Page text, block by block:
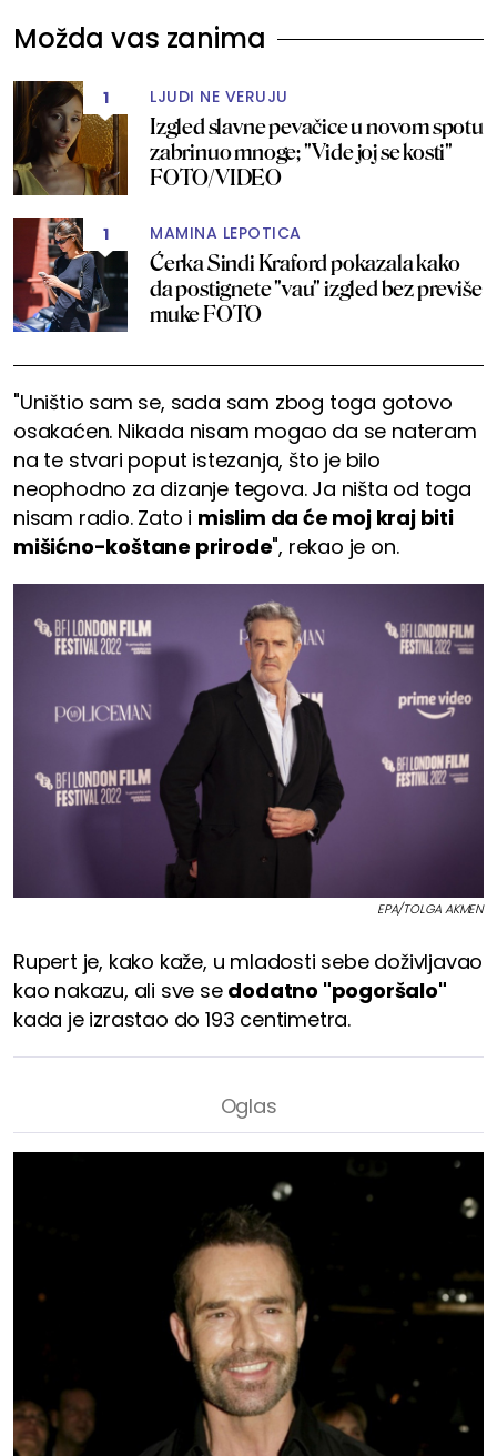
Možda vas zanima
1 LJUDI NE VERUJU
Izgled slavne pevačice u novom spotu
zabrinuo mnoge; "Vide joj se kosti"
FOTO/VIDEO
1 MAMINA LEPOTICA
Ćerka Sindi Kraford pokazala kako
da postignete "vau" izgled bez previše
muke FOTO
"Uništio sam se, sada sam zbog toga gotovo
osakaćen. Nikada nisam mogao da se nateram
na te stvari poput istezanja, što je bilo
neophodno za dizanje tegova. Ja ništa od toga
nisam radio. Zato i mislim da će moj kraj biti
mišićno-koštane prirode", rekao je on.
EPA/TOLGA AKMEN
Rupert je, kako kaže, u mladosti sebe doživljavao
kao nakazu, ali sve se dodatno "pogoršalo"
kada je izrastao do 193 centimetra.